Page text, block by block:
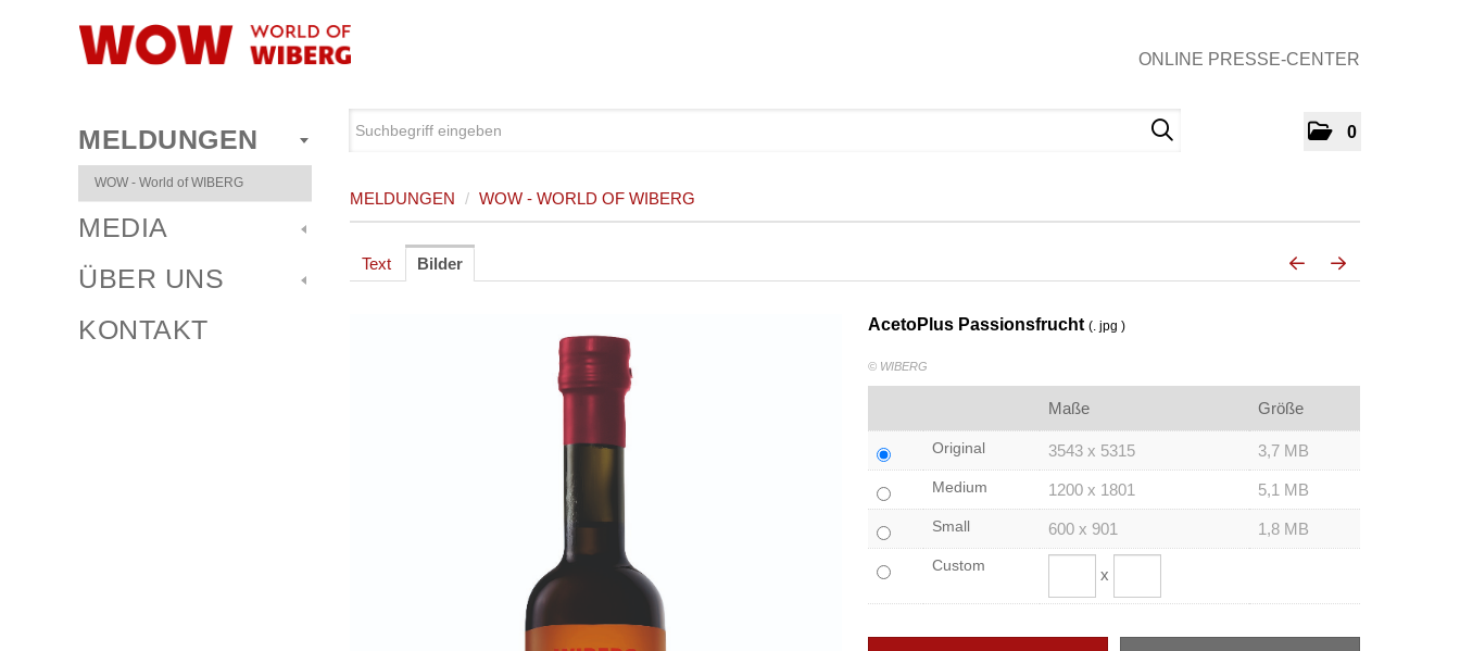
ONLINE PRESSE-CENTER
0
MELDUNGEN
WOW - World of WIBERG
MEDIA
ÜBER UNS
KONTAKT
MELDUNGEN / WOW - WORLD OF WIBERG
Text Bilder
AcetoPlus Passionsfrucht (. jpg )
© WIBERG
Maße Größe
Original 3543 x 5315 3,7 MB
Medium 1200 x 1801 5,1 MB
Small 600 x 901 1,8 MB
Custom x